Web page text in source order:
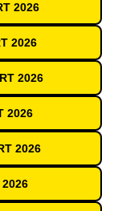
2026
2026
2026
2026
2026
2026